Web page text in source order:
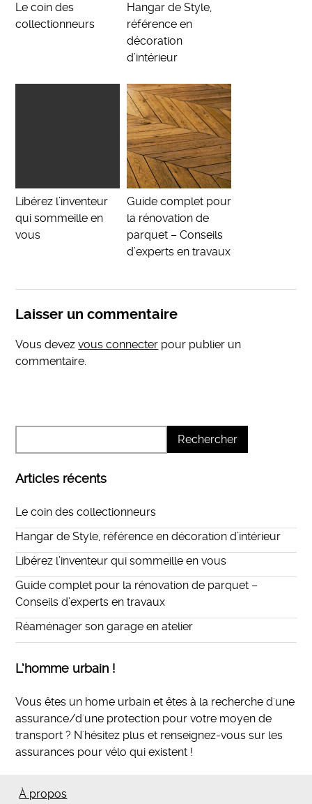
Le coin des
collectionneurs
Hangar de Style,
référence en
décoration
d’intérieur
Libérez l’inventeur
qui sommeille en
vous
Guide complet pour
la rénovation de
parquet – Conseils
d’experts en travaux
Laisser un commentaire
Vous devezvous connecter pour publier un
commentaire.
Articles récents
Le coin des collectionneurs
Hangar de Style, référence en décoration d’intérieur
Libérez l’inventeur qui sommeille en vous
Guide complet pour la rénovation de parquet –
Conseils d’experts en travaux
Réaménager son garage en atelier
L’homme urbain !
Vous êtes un home urbain et êtes à la recherche d'une
assurance/d'une protection pour votre moyen de
transport ? N'hésitez plus et renseignez-vous sur les
assurances pour vélo qui existent !
À propos